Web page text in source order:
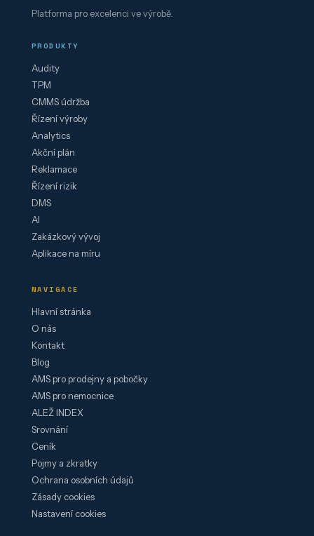
Platforma pro excelenci ve výrobě.
PRODUKTY
Audity
TPM
CMMS údržba
Řízení výroby
Analytics
Akční plán
Reklamace
Řízení rizik
DMS
AI
Zakázkový vývoj
Aplikace na míru
NAVIGACE
Hlavní stránka
O nás
Kontakt
Blog
AMS pro prodejny a pobočky
AMS pro nemocnice
ALEŽ INDEX
Srovnání
Ceník
Pojmy a zkratky
Ochrana osobních údajů
Zásady cookies
Nastavení cookies